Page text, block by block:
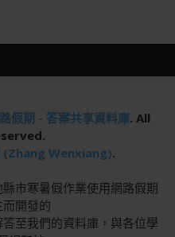
假期 - 答案共享資料庫. All
(Zhang Wenxiang).
市寒暑假作業使用網路假期
開發的
至我們的資料庫，與各位學